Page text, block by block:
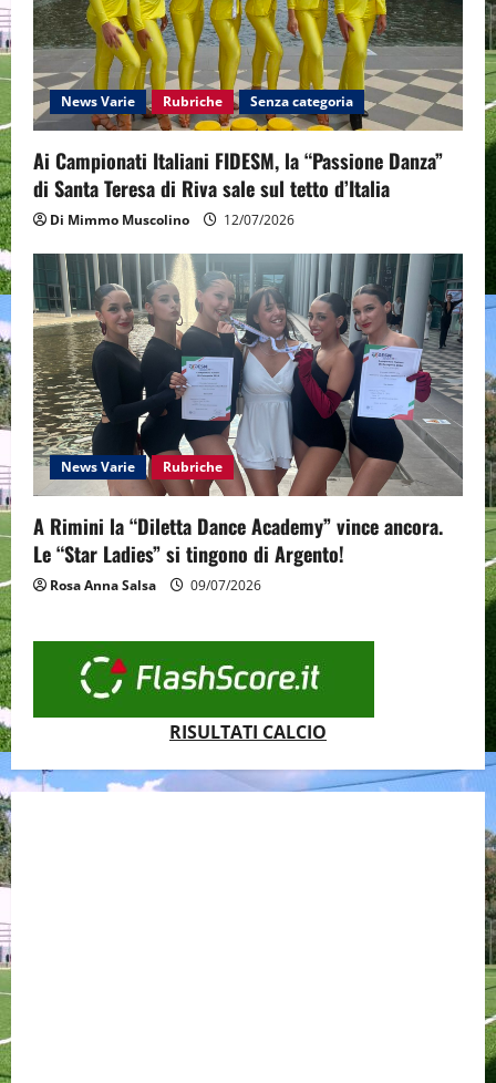
News Varie Rubriche Senza categoria
Ai Campionati Italiani FIDESM, la “Passione Danza”
di Santa Teresa di Riva sale sul tetto d’Italia
Di Mimmo Muscolino 12/07/2026
News Varie Rubriche
A Rimini la “Diletta Dance Academy” vince ancora.
Le “Star Ladies” si tingono di Argento!
Rosa Anna Salsa 09/07/2026
RISULTATI CALCIO